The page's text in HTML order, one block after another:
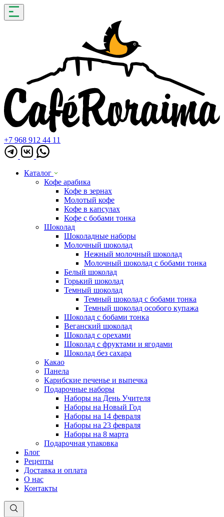
+7 968 912 44 11
Каталог
Кофе арабика
Кофе в зернах
Молотый кофе
Кофе в капсулах
Кофе с бобами тонка
Шоколад
Шоколадные наборы
Молочный шоколад
Нежный молочный шоколад
Молочный шоколад с бобами тонка
Белый шоколад
Горький шоколад
Темный шоколад
Темный шоколад с бобами тонка
Темный шоколад особого купажа
Шоколад с бобами тонка
Веганский шоколад
Шоколад с орехами
Шоколад с фруктами и ягодами
Шоколад без сахара
Какао
Панела
Карибские печенье и выпечка
Подарочные наборы
Наборы на День Учителя
Наборы на Новый Год
Наборы на 14 февраля
Наборы на 23 февраля
Наборы на 8 марта
Подарочная упаковка
Блог
Рецепты
Доставка и оплата
О нас
Контакты